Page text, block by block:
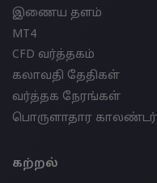
இணைய தளம்
MT4
CFD வர்த்தகம்
கலாவதி தேதிகள்
வர்த்தக நேரங்கள்
பொருளாதார காலண்டர்
கற்றல்